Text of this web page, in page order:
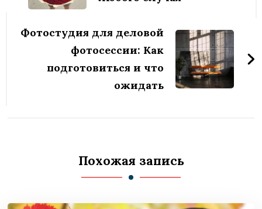
Фотостудия для деловой
фотосессии: Как
подготовиться и что
ожидать
Похожая запись